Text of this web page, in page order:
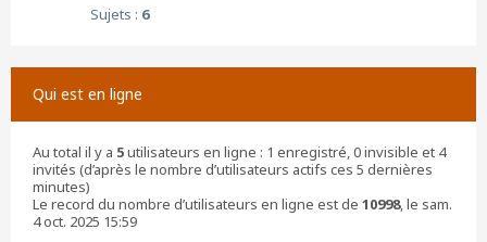
Sujets : 6
Qui est en ligne
Au total il y a 5utilisateurs en ligne : 1 enregistré, 0 invisible et 4
invités (d’après le nombre d’utilisateurs actifs ces 5 dernières
minutes)
Le record du nombre d’utilisateurs en ligne est de 10998, le sam.
4 oct. 2025 15:59